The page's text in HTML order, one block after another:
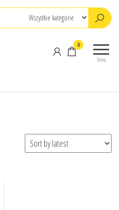
Menu
0